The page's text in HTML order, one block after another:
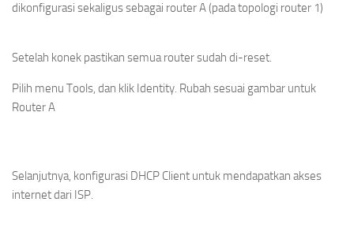
dikonfigurasi sekaligus sebagai router A (pada topologi router 1)
Setelah konek pastikan semua router sudah di-reset.
Pilih menu Tools, dan klik Identity. Rubah sesuai gambar untuk
Router A
Selanjutnya, konfigurasi DHCP Client untuk mendapatkan akses
internet dari ISP.